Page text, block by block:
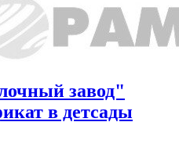
завод"
в детсады